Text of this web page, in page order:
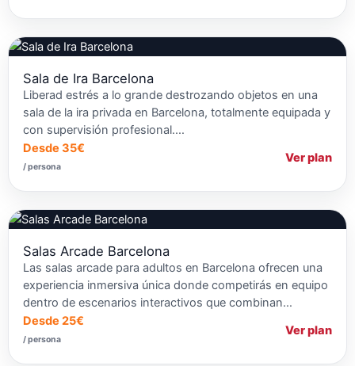
Sala de Ira Barcelona
Liberad estrés a lo grande destrozando objetos en una
sala de la ira privada en Barcelona, totalmente equipada y
con supervisión profesional.…
Desde 35€
/ persona
Ver plan
Salas Arcade Barcelona
Las salas arcade para adultos en Barcelona ofrecen una
experiencia inmersiva única donde competirás en equipo
dentro de escenarios interactivos que combinan…
Desde 25€
/ persona
Ver plan